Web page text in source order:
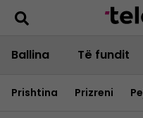
Ballina Të fundit
Prishtina Prizreni